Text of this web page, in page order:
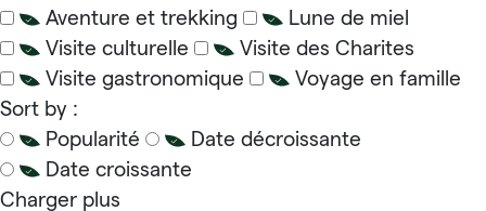
Aventure et trekking
Lune de miel
Visite culturelle
Visite des Charites
Visite gastronomique
Voyage en famille
Sort by :
Popularité
Date décroissante
Date croissante
Charger plus